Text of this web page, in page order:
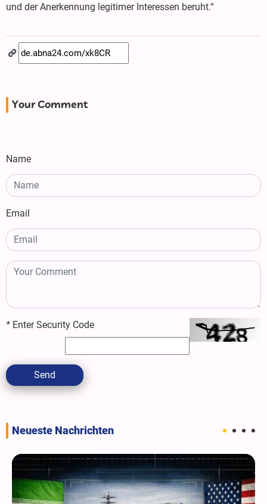
und der Anerkennung legitimer Interessen beruht.“
Your Comment
Name
Email
* Enter Security Code
Send
Neueste Nachrichten